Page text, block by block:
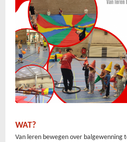
WAT?
Van leren bewegen over balgewenning